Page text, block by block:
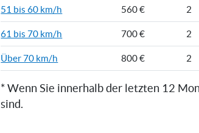
51 bis 60 km/h 560 € 2
61 bis 70 km/h 700 € 2
Über 70 km/h 800 € 2
* Wenn Sie innerhalb der letzten 12
sind.